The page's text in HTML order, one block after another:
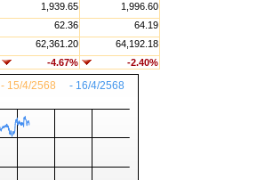
1,939.65
1,996.60
62.36
64.19
62,361.20
64,192.18
-4.67% -2.40%
- 16/4/2568
- 15/4/2568